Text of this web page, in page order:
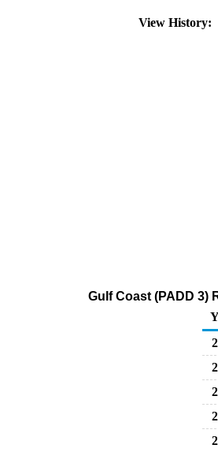
View History:
Gulf Coast (PADD 3)